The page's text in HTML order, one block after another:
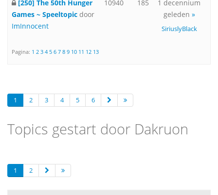
[250] The 50th Hunger
Games ~ Speeltopic door
ImInnocent
Pagina: 1 2 3 4 5 6 7 8 9 10 11 12 13
10940 185
1 decennium
geleden »
SiriuslyBlack
1 2 3 4 5 6
Topics gestart door Dakruon
1 2